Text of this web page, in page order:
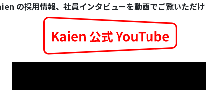
の採用情報、社員インタビューを動画でご覧いただけ